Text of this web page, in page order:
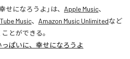
せになろうよ 」は、 Apple Music、
Music、 Amazon Music Unlimitedなど
とができる。
っぱいに、幸せになろうよ